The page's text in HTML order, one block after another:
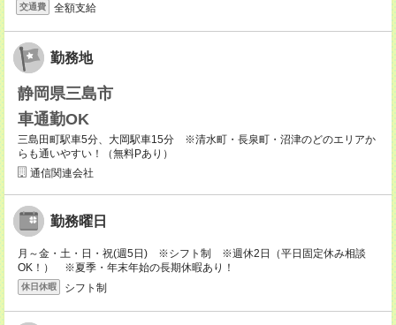
交通費 全額支給
勤務地
静岡県三島市
車通勤OK
三島田町駅車5分、大岡駅車15分 ※清水町・長泉町・沼津のどのエリアか
らも通いやすい！（無料Pあり）
通信関連会社
勤務曜日
月～金・土・日・祝(週5日) ※シフト制 ※週休2日（平日固定休み相談
OK！） ※夏季・年末年始の長期休暇あり！
休日休暇 シフト制